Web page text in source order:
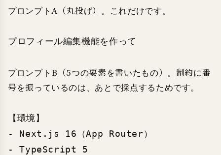
プロンプトA（丸投げ）。これだけです。
プロフィール編集機能を作って
プロンプトB（5つの要素を書いたもの）。制約に番
号を振っているのは、あとで採点するためです。
【環境】
- Next.js 16（App Router）
- TypeScript 5